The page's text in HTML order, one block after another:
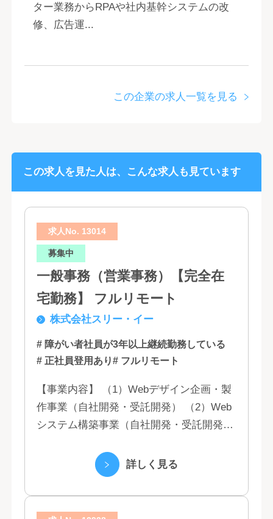
ター業務からRPAや社内基幹システムの改
修、広告運...
この企業の求人一覧を見る
この求人を見た人は、こんな求人も見ています
求人No. 13014
募集中
一般事務（営業事務）【完全在
宅勤務】 フルリモート
株式会社スリー・イー
# 障がい者社員が3年以上継続勤務している
# 正社員登用あり# フルリモート
【事業内容】 （1）Webデザイン企画・製
作事業（自社開発・受託開発） （2）Web
システム構築事業（自社開発・受託開発）
（5）営業代行業務 （6...詳しく見る